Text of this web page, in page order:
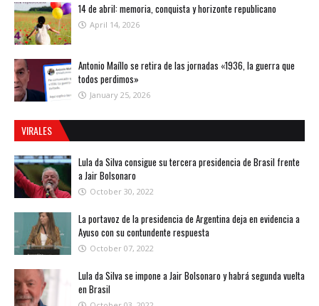
14 de abril: memoria, conquista y horizonte republicano
April 14, 2026
Antonio Maíllo se retira de las jornadas «1936, la guerra que
todos perdimos»
January 25, 2026
VIRALES
Lula da Silva consigue su tercera presidencia de Brasil frente
a Jair Bolsonaro
October 30, 2022
La portavoz de la presidencia de Argentina deja en evidencia a
Ayuso con su contundente respuesta
October 07, 2022
Lula da Silva se impone a Jair Bolsonaro y habrá segunda vuelta
en Brasil